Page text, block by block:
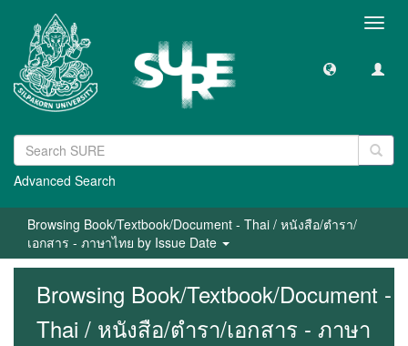
Advanced Search
Browsing Book/Textbook/Document - Thai / หนังสือ/ตำรา/
เอกสาร - ภาษาไทย by Issue Date
Browsing Book/Textbook/Document -
Thai / หนังสือ/ตำรา/เอกสาร - ภาษา